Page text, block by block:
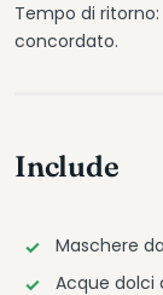
Tempo di ritorno:
concordato.
Include
Maschere
Acque dolci